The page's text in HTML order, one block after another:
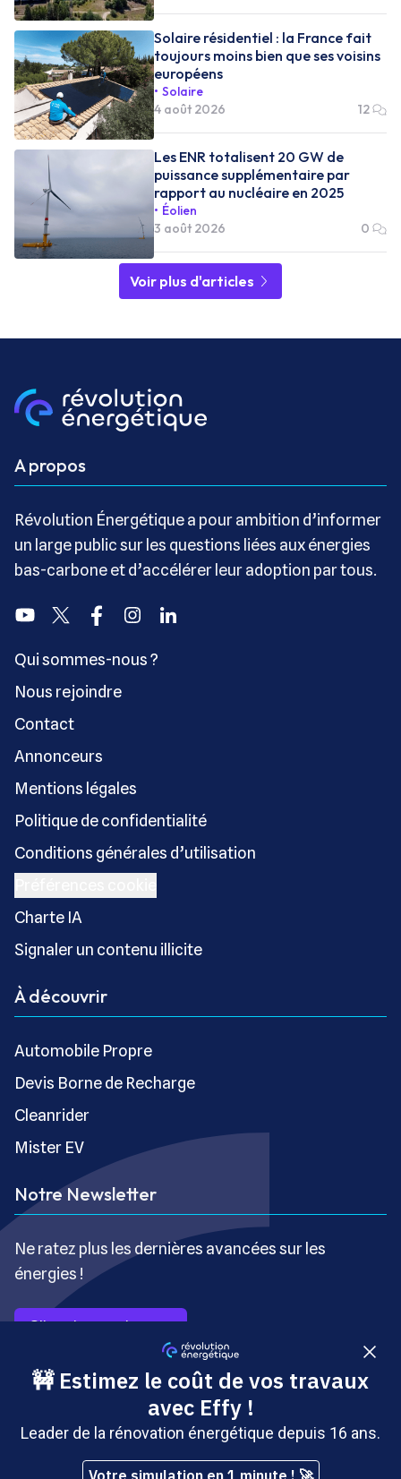
Solaire résidentiel : la France fait
toujours moins bien que ses voisins
européens
Solaire
4 août 2026
12
Les ENR totalisent 20 GW de
puissance supplémentaire par
rapport au nucléaire en 2025
Éolien
3 août 2026
0
Voir plus d'articles
A propos
Révolution Énergétique a pour ambition d’informer
un large public sur les questions liées aux énergies
bas-carbone et d’accélérer leur adoption par tous.
YoutubeTwitter FacebookInstagramLinkedin
Qui sommes-nous ?
Nous rejoindre
Contact
Annonceurs
Mentions légales
Politique de confidentialité
Conditions générales d’utilisation
Charte IA
Signaler un contenu illicite
À découvrir
Automobile Propre
Devis Borne de Recharge
Cleanrider
Mister EV
Notre Newsletter
Ne ratez plus les dernières avancées sur les
énergies !
S’inscrire gratuitement
Copyright © Révolution Énergétique - Tous droits réservés
- Site édité par Saabre SAS, une société du groupe
Brakson